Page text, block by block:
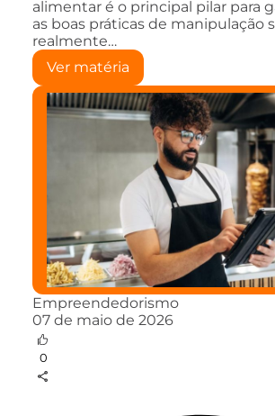
alimentar é o principal pilar para
as boas práticas de manipulação
realmente…
Ver matéria
Empreendedorismo
07 de maio de 2026
0